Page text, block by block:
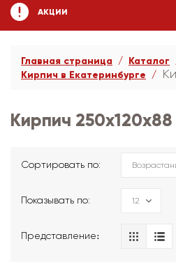
АКЦИИ
Главная страница
Каталог
Кирпич в Екатеринбурге
Кирпич 250х120х88
Сортировать по:
Показывать по:
Представление։